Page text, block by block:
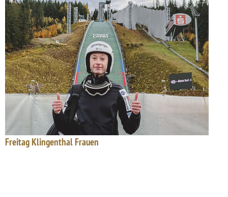
Freitag Klingenthal Frauen